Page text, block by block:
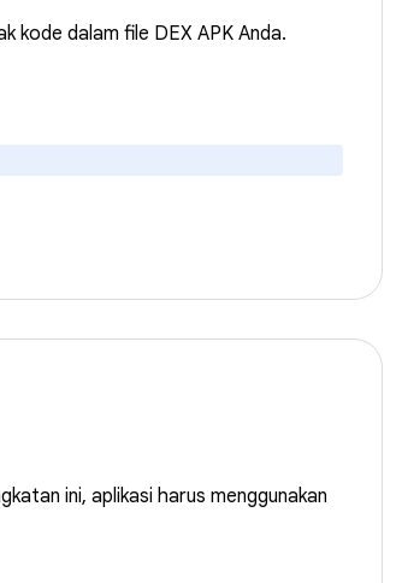
kode dalam file DEX APK Anda.
ini, aplikasi harus menggunakan